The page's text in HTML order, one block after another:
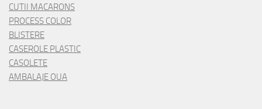
CUTII MACARONS
PROCESS COLOR
BLISTERE
CASEROLE PLASTIC
CASOLETE
AMBALAJE OUA